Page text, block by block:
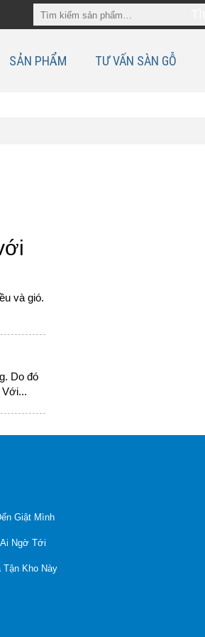
SẢN PHẨM TƯ VẤN SÀN GỖ
và gió.
Do đó
Giật Mình
Ngờ Tới
Tận Kho Này